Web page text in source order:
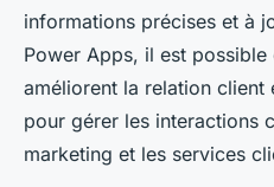
informations précises et à
Power Apps, il est
améliorent la relation client
pour gérer les interactions
marketing et les services